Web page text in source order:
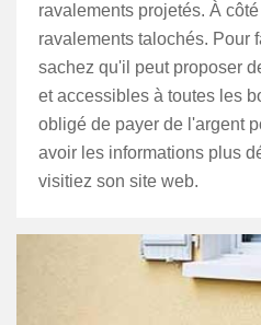
ravalements projetés. À
ravalements talochés. Pour
sachez qu'il peut proposer
et accessibles à toutes les
obligé de payer de l'argent
avoir les informations plus
visitiez son site web.